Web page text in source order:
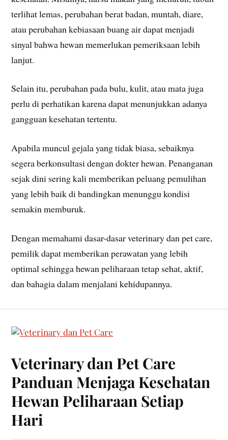
terlihat lemas, perubahan berat badan, muntah, diare,
atau perubahan kebiasaan buang air dapat menjadi
sinyal bahwa hewan memerlukan pemeriksaan lebih
lanjut.
Selain itu, perubahan pada bulu, kulit, atau mata juga
perlu di perhatikan karena dapat menunjukkan adanya
gangguan kesehatan tertentu.
Apabila muncul gejala yang tidak biasa, sebaiknya
segera berkonsultasi dengan dokter hewan. Penanganan
sejak dini sering kali memberikan peluang pemulihan
yang lebih baik di bandingkan menunggu kondisi
semakin memburuk.
Dengan memahami dasar-dasar veterinary dan pet care,
pemilik dapat memberikan perawatan yang lebih
optimal sehingga hewan peliharaan tetap sehat, aktif,
dan bahagia dalam menjalani kehidupannya.
Veterinary dan Pet Care
Panduan Menjaga Kesehatan
Hewan Peliharaan Setiap
Hari